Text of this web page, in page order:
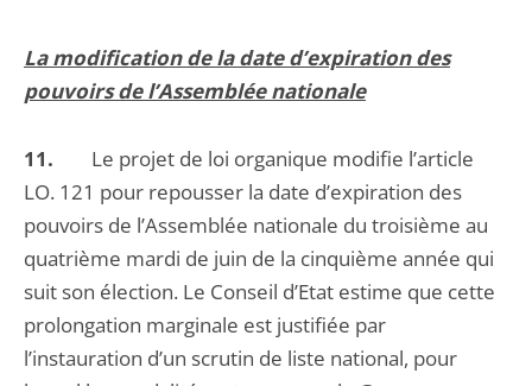
La modification de la date d’expiration des
pouvoirs de l’Assemblée nationale
11. Le projet de loi organique modifie l’article
LO. 121 pour repousser la date d’expiration des
pouvoirs de l’Assemblée nationale du troisième au
quatrième mardi de juin de la cinquième année qui
suit son élection. Le Conseil d’Etat estime que cette
prolongation marginale est justifiée par
l’instauration d’un scrutin de liste national, pour